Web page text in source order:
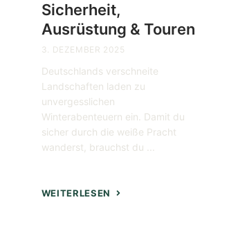
Sicherheit,
Ausrüstung & Touren
3. DEZEMBER 2025
Deutschlands verschneite
Landschaften laden zu
unvergesslichen
Winterabenteuern ein. Damit du
sicher durch die weiße Pracht
wanderst, brauchst du ...
WEITERLESEN